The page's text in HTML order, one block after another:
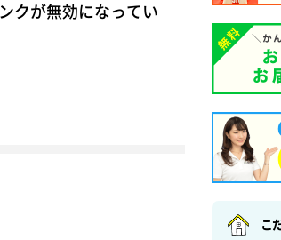
クが無効になってい
こ